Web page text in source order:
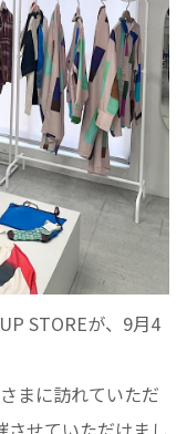
STOREが、9月4
まに訪れていただ